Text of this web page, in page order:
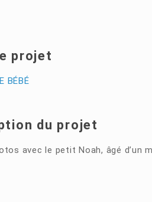
projet
BÉBÉ
du projet
avec le petit Noah, âgé d’un